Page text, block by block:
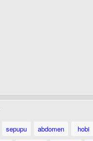
sepupu abdomen hobi